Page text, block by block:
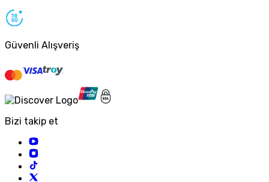
Güvenli Alışveriş
Bizi takip et